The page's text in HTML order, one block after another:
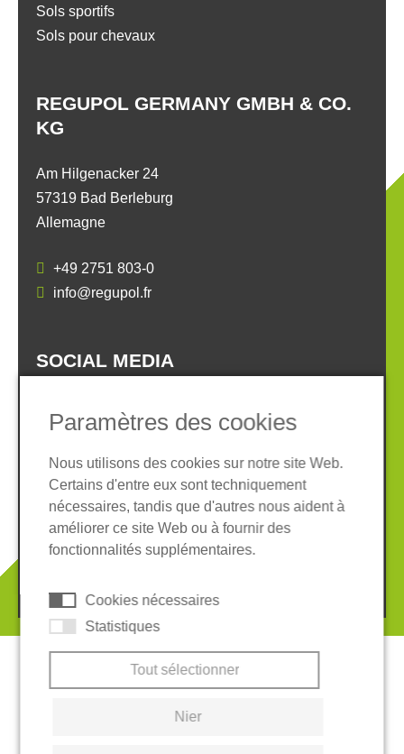
REGUPOL GERMANY GMBH & CO.
KG
Am Hilgenacker 24
57319 Bad Berleburg
Allemagne
+49 2751 803-0
info@regupol.fr
Sols sportifs
Sols pour chevaux
SOCIAL MEDIA
Informations légales
Protection des données
Conditions Générales
Système de whistleblowing
Cookies
Paramètres des cookies
Nous utilisons des cookies sur notre site Web.
Certains d'entre eux sont techniquement
nécessaires, tandis que d'autres nous aident à
améliorer ce site Web ou à fournir des
fonctionnalités supplémentaires.
Cookies nécessaires
Statistiques
Tout sélectionner
Nier